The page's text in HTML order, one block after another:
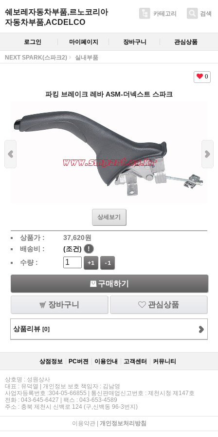
쉐보레자동차부품,르노코리아
자동차부품,ACDELCO
카테고리 검색
로그인 마이페이지 장바구니 관심상품
NEXT SPARK(스파크2) 실내부품
0
파킹 브레이크 레바 ASM-더넥스트 스파크
상세보기
상품가 : 37,620원
배송비 :
(조건)
!
수량 :
+1 -1
구매하기
장바구니 관심상품
상품리뷰 [0]
상점정보 PC버젼 이용안내 고객센터 커뮤니티
상호명 : 성원상사
대표 : 유덕열 | 개인정보 보호 책임자 : 김남영
사업자등록번호 :304-05-66855 | 통신판매업신고번호 : 제천시청 제147호
전화 : 043-645-6427 | 팩스 : 043-653-4589
주소 : 충북 제천시 신백로 124 (구,신백동 96-3번지)
이용약관| 개인정보처리방침